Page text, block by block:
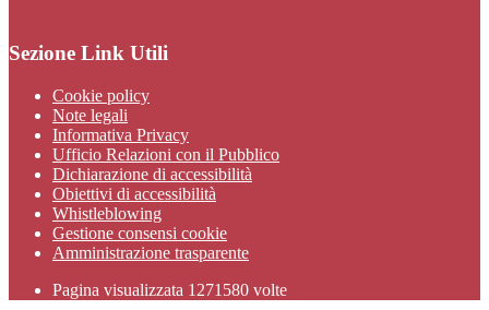
Sezione Link Utili
Cookie policy
Note legali
Informativa Privacy
Ufficio Relazioni con il Pubblico
Dichiarazione di accessibilità
Obiettivi di accessibilità
Whistleblowing
Gestione consensi cookie
Amministrazione trasparente
Pagina visualizzata 1271580 volte